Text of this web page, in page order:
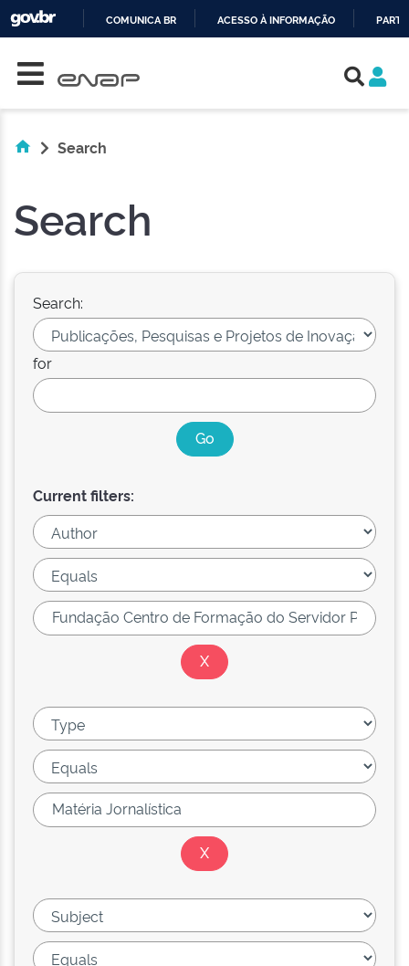
COMUNICA BR ACESSO À INFORMAÇÃO
Search
Search
Search:
for
Current filters: